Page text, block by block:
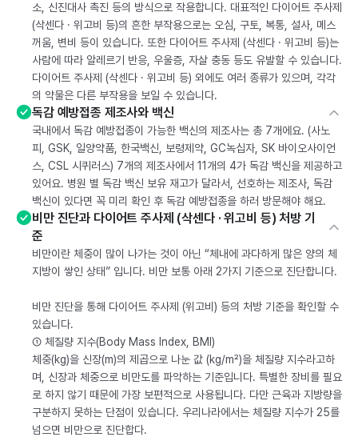
소, 신진대사 촉진 등의 방식으로 작용합니다. 대표적인 다이어트 주사제
(삭센다 · 위고비 등)의 흔한 부작용으로는 오심, 구토, 복통, 설사, 메스
꺼움, 변비 등이 있습니다. 또한 다이어트 주사제 (삭센다 · 위고비 등)는
사람에 따라 알레르기 반응, 우울증, 자살 충동 등도 유발할 수 있습니다.
다이어트 주사제 (삭센다 · 위고비 등) 외에도 여러 종류가 있으며, 각각
의 약물은 다른 부작용을 보일 수 있습니다.
독감 예방접종 제조사와 백신
국내에서 독감 예방접종이 가능한 백신의 제조사는 총 7개에요. (사노
피, GSK, 일양약품, 한국백신, 보령제약, GC녹십자, SK 바이오사이언
스, CSL 시퀴러스) 7개의 제조사에서 11개의 4가 독감 백신을 제공하고
있어요. 병원 별 독감 백신 보유 재고가 달라서, 선호하는 제조사, 독감
백신이 있다면 꼭 미리 확인 후 독감 예방접종을 하러 방문해야 해요.
비만 진단과 다이어트 주사제 (삭센다 · 위고비 등) 처방 기
준
비만이란 체중이 많이 나가는 것이 아닌 “체내에 과다하게 많은 양의 체
지방이 쌓인 상태” 입니다. 비만 보통 아래 2가지 기준으로 진단합니다.
비만 진단을 통해 다이어트 주사제 (위고비) 등의 처방 기준을 확인할 수
있습니다.
① 체질량 지수(Body Mass Index, BMI)
체중(kg)을 신장(m)의 제곱으로 나눈 값 (kg/m²)을 체질량 지수라고하
며, 신장과 체중으로 비만도를 파악하는 기준입니다. 특별한 장비를 필요
로 하지 않기 때문에 가장 보편적으로 사용됩니다. 다만 근육과 지방량을
구분하지 못하는 단점이 있습니다. 우리나라에서는 체질량 지수가 25를
넘으면 비만으로 진단합다.